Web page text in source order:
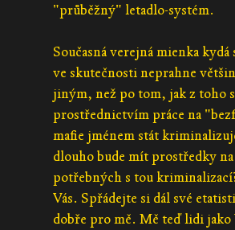
"průběžný" letadlo-systém.
Současná verejná mienka kydá
ve skutečnosti neprahne
jiným, než po tom, jak z toho
prostřednictvím práce na
mafie jménem stát
dlouho bude mít prostředky
potřebných s tou
Vás. Spřádejte si dál své
dobře pro mě. Mě teď lidi